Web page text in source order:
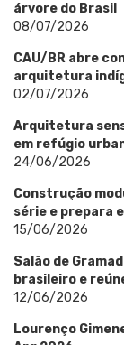
árvore do Brasil
08/07/2026
CAU/BR abre
arquitetura
02/07/2026
Arquitetura
em refúgio
24/06/2026
Construção
série e prepara
15/06/2026
Salão de
brasileiro e
12/06/2026
Lourenço